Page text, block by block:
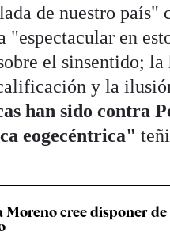
de nuestro
en
el sinsentido;
y la
han sido contra
eogecéntrica"
Moreno cree disponer